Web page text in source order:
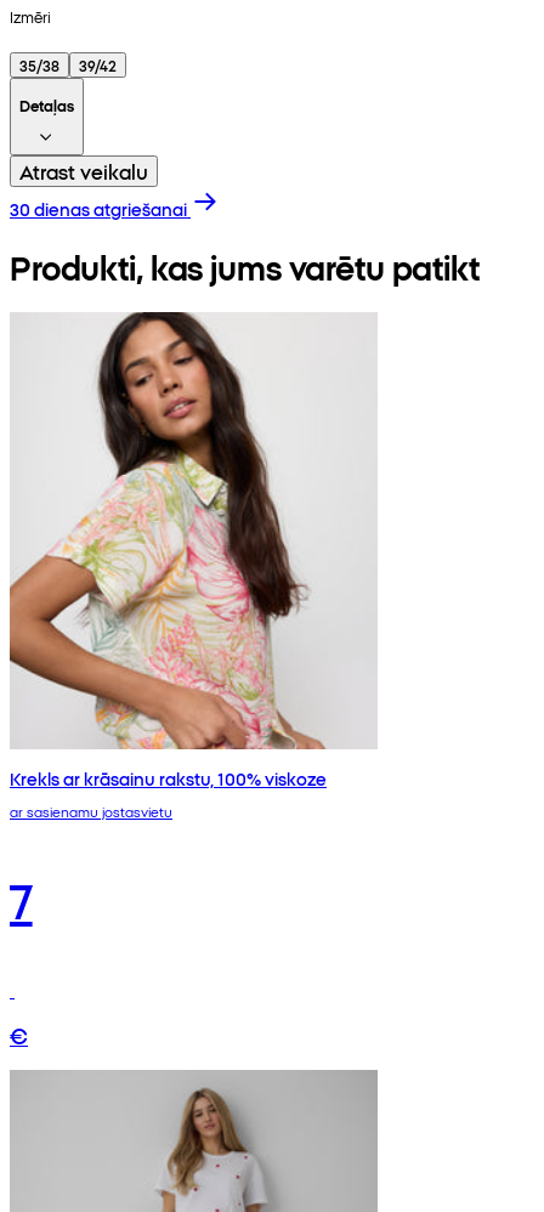
Izmēri
35/38
39/42
Detaļas
Atrast veikalu
30 dienas atgriešanai
Produkti, kas jums varētu patikt
Krekls ar krāsainu rakstu, 100% viskoze
ar sasienamu jostasvietu
7
€